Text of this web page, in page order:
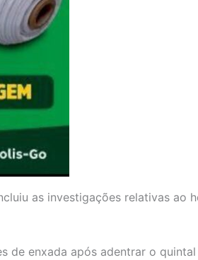
as investigações relativas
enxada após adentrar o